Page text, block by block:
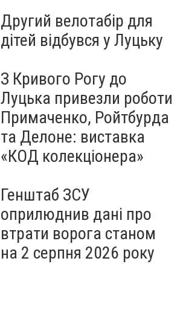
Другий велотабір для
дітей відбувся у Луцьку
З Кривого Рогу до
Луцька привезли роботи
Примаченко, Ройтбурда
та Делоне: виставка
«КОД колекціонера»
Генштаб ЗСУ
оприлюднив дані про
втрати ворога станом
на 2 серпня 2026 року